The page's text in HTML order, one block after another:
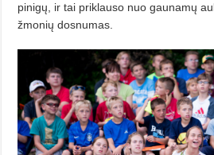
pinigų, ir tai priklauso nuo gaunamų
žmonių dosnumas.